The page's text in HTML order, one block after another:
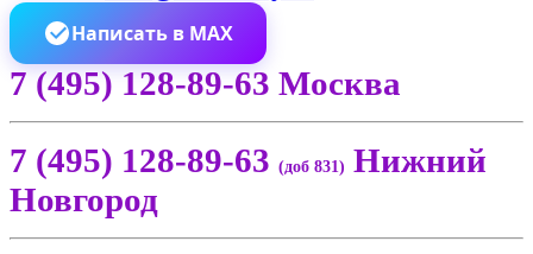
Написать в MAX
7 (495) 128-89-63 Москва
7 (495) 128-89-63 (доб 831) Нижний
Новгород